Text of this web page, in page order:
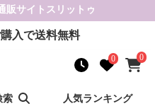
販サイト スリットゥ
入で送料無料
0 0
索 人気ランキング